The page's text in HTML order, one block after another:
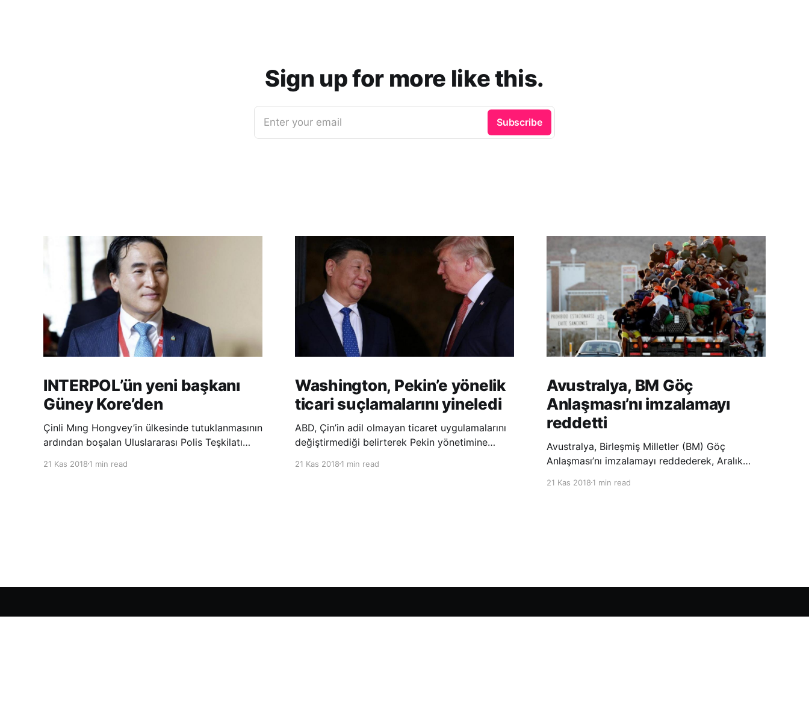
Sign up for more like this.
Enter your email Subscribe
INTERPOL’ün yeni başkanı
Güney Kore’den
Çinli Mıng Hongvey’in ülkesinde tutuklanmasının
ardından boşalan Uluslararası Polis Teşkilatı
Jong Yang seçildi. INTERPOL Genel Kurulu’nun
21 Kas 2018 1 min read
Washington, Pekin’e yönelik
ticari suçlamalarını yineledi
ABD, Çin’in adil olmayan ticaret uygulamalarını
değiştirmediği belirterek Pekin yönetimine
Temsilciliği’nin Çin’in fikri mülkiyet ve teknoloji
21 Kas 20181 min read
Avustralya, BM Göç
Anlaşması’nı imzalamayı
reddetti
Avustralya, Birleşmiş Milletler (BM) Göç
Anlaşması’nı imzalamayı reddederek, Aralık
konferansta BM üyesi ülkeler tarafından
21 Kas 20181 min read